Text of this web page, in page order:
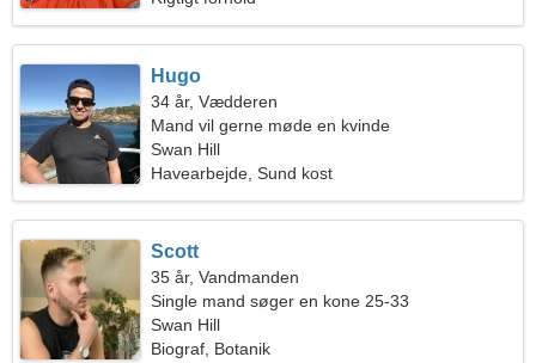
Hugo
34 år, Vædderen
Mand vil gerne møde en kvinde
Swan Hill
Havearbejde, Sund kost
Scott
35 år, Vandmanden
Single mand søger en kone 25-33
Swan Hill
Biograf, Botanik